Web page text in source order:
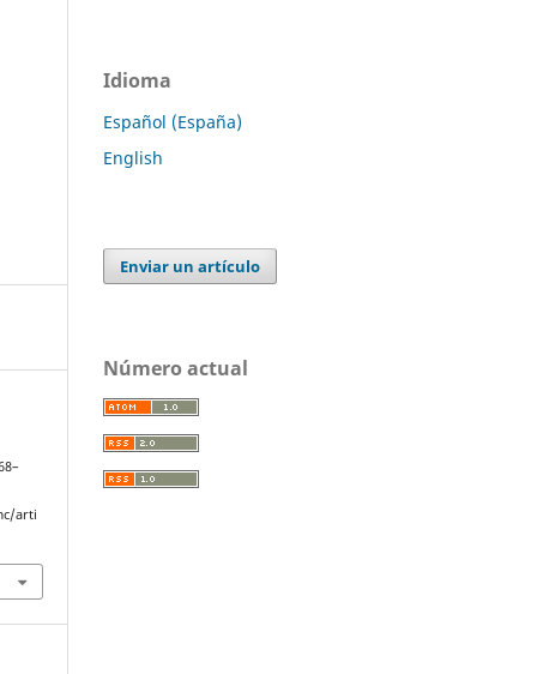
arti
Idioma
Español (España)
English
Enviar un artículo
Número actual